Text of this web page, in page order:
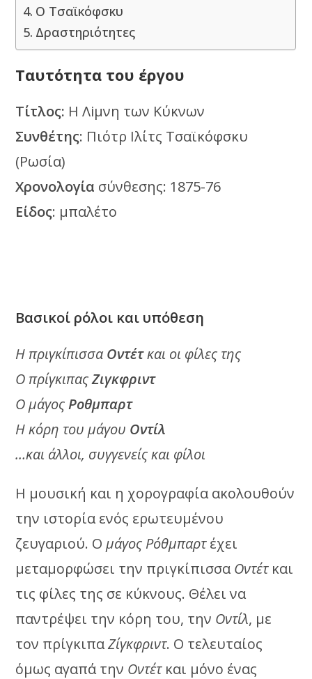
Ο Τσαϊκόφσκυ
Δραστηριότητες
Ταυτότητα του έργου
Τίτλος: Η Λiμνη των Κύκνων
Συνθέτης: Πιότρ Ιλίτς Τσαϊκόφσκυ
(Ρωσία)
Χρονολογία σύνθεσης: 1875-76
Είδος: μπαλέτο
Βασικοί ρόλοι και υπόθεση
Η πριγκίπισσα Οντέτκαι οι φίλες της
Ο πρίγκιπαςΖιγκφριντ
Ο μάγοςΡοθμπαρτ
Η κόρη του μάγου Οντίλ
…και άλλοι, συγγενείς και φίλοι
Η μουσική και η χορογραφία ακολουθούν
την ιστορία ενός ερωτευμένου
ζευγαριού. Ομάγος Ρόθμπαρτέχει
μεταμορφώσει την πριγκίπισσα Οντέτκαι
τις φίλες της σε κύκνους. Θέλει να
παντρέψει την κόρη του, την Οντίλ, με
τον πρίγκιπαΖίγκφριντ. Ο τελευταίος
όμως αγαπά την Οντέτκαι μόνο ένας